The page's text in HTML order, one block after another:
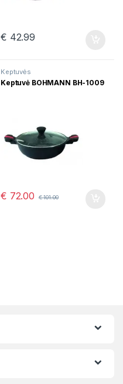
€ 42.99
Keptuvės
Keptuvė BOHMANN BH-1009
€ 72.00 €101.00